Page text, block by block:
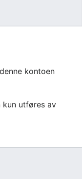
kontoen
kun utføres av